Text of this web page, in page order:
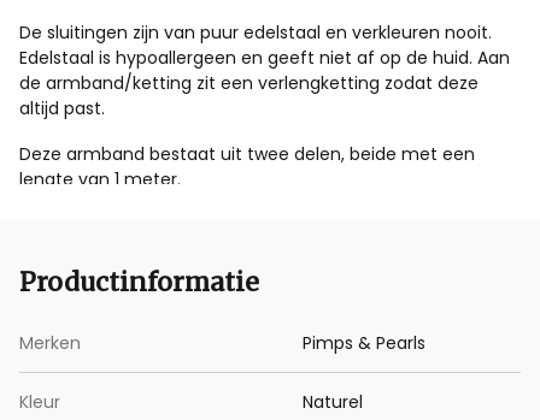
De sluitingen zijn van puur edelstaal en verkleuren nooit.
Edelstaal is hypoallergeen en geeft niet af op de huid. Aan
de armband/ketting zit een verlengketting zodat deze
altijd past.
Deze armband bestaat uit twee delen, beide met een
lengte van 1 meter.
Productinformatie
Merken Pimps & Pearls
Kleur Naturel